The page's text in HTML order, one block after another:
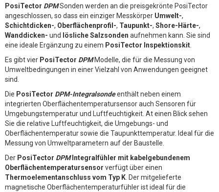
PosiTector DPMSonden werden an die preisgekrönte PosiTector
angeschlossen, so dass ein einziger Messkörper Umwelt-,
Schichtdicken-, Oberflächenprofil-, Taupunkt-, Shore-Härte-,
Wanddicken- und lösliche Salzsonden aufnehmen kann. Sie sind
eine ideale Ergänzung zu einem PosiTector Inspektionskit
Es gibt vier PosiTector DPMModelle, die für die Messung von
Umweltbedingungen in einer Vielzahl von Anwendungen geeignet
sind.
Die PosiTector DPM-Integralsondeenthält neben einem
integrierten Oberflächentemperatursensor auch Sensoren für
Umgebungstemperatur und Luftfeuchtigkeit. At einen Blick sehen
Sie die relative Luftfeuchtigkeit, die Umgebungs- und
Oberflächentemperatur sowie die Taupunkttemperatur. Ideal für die
Messung von Umweltparametern auf der Baustelle.
Der PosiTector DPMIntegralfühler mit kabelgebundenem
Oberflächentemperatursensor verfügt über einen
Thermoelementanschluss vom Typ K . Der mitgelieferte
magnetische Oberflächentemperaturfühler ist ideal für die